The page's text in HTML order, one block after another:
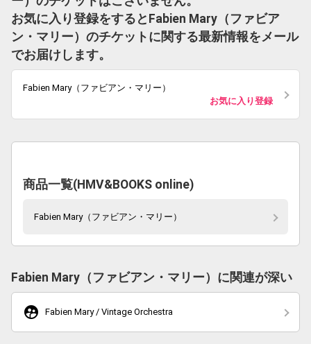
お気に入り登録をするとFabien Mary（ファビア
ン・マリー）のチケットに関する最新情報をメール
でお届けします。
Fabien Mary（ファビアン・マリー）
お気に入り登録
商品一覧(HMV&BOOKS online)
Fabien Mary（ファビアン・マリー）
Fabien Mary（ファビアン・マリー）に関連が深い
supervised_user_circle Fabien Mary / Vintage Orchestra